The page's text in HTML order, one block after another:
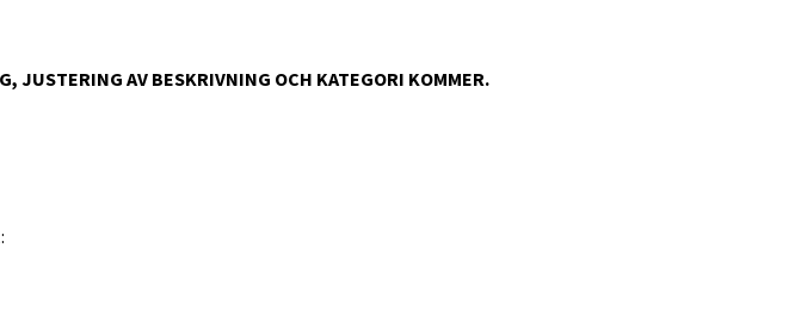
JUSTERING AV BESKRIVNING OCH KATEGORI KOMMER.